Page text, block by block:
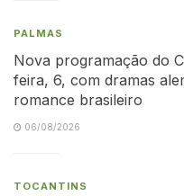
PALMAS
Nova programação do
feira, 6, com dramas
romance brasileiro
06/08/2026
TOCANTINS